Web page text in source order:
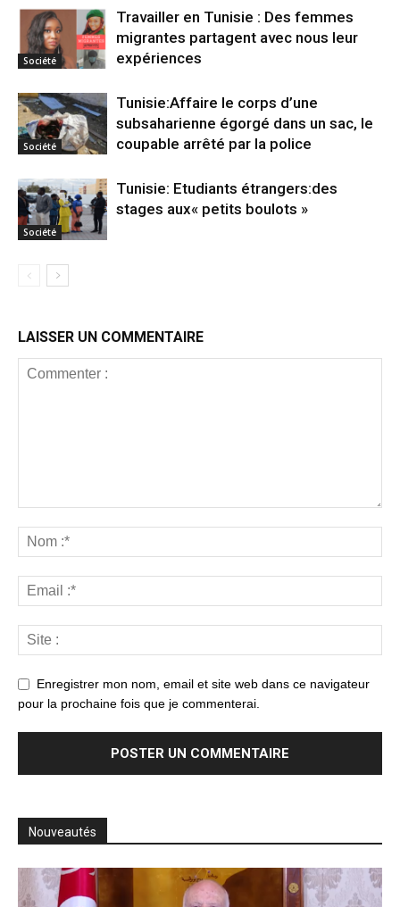
Société
Travailler en Tunisie : Des femmes
migrantes partagent avec nous leur
expériences
Société
Tunisie:Affaire le corps d’une
subsaharienne égorgé dans un sac, le
coupable arrêté par la police
Société
Tunisie: Etudiants étrangers:des
stages aux« petits boulots »
LAISSER UN COMMENTAIRE
Enregistrer mon nom, email et site web dans ce navigateur
pour la prochaine fois que je commenterai.
Nouveautés